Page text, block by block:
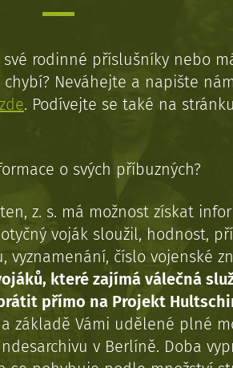
rodinné příslušníky nebo
Neváhejte a napište
zde. Podívejte se také na
o svých příbuzných?
z. s. má možnost získat
voják sloužil, hodnost,
vyznamenání, číslo vojenské
které zajímá válečná
přímo na Projekt
základě Vámi udělené plné
v Berlíně. Doba